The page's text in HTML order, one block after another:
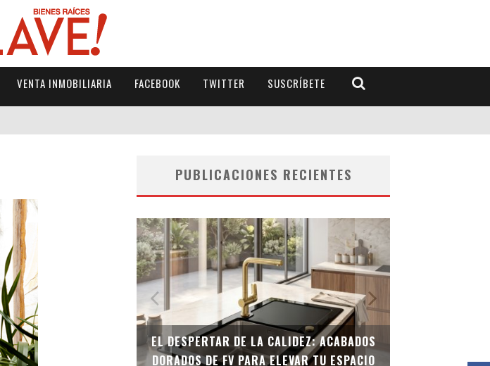
VENTA INMOBILIARIA FACEBOOK TWITTER SUSCRÍBETE
PUBLICACIONES RECIENTES
– XI CONVENCIÓN
EL DESPERTAR DE LA CALIDEZ: ACABADOS
DORADOS DE FV PARA ELEVAR TU ESPACIO
EL INODORO